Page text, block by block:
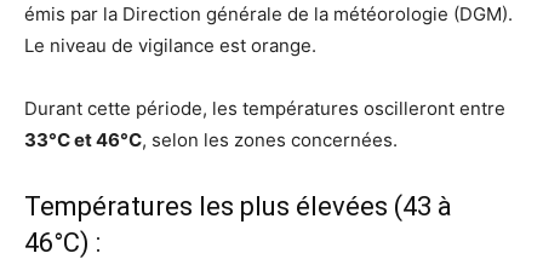
émis par la Direction générale de la météorologie (DGM).
Le niveau de vigilance est orange.
Durant cette période, les températures oscilleront entre
33°C et 46°C, selon les zones concernées.
Températures les plus élevées (43 à
46°C) :